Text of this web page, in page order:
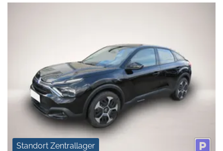
Standort Zentrallager